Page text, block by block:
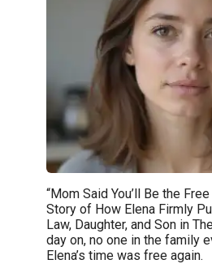
“Mom Said You’ll Be the
Story of How Elena Firmly
Law, Daughter, and Son in
day on, no one in the family
Elena’s time was free again.